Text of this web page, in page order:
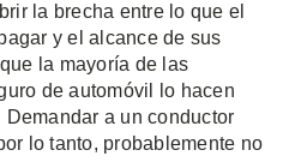
la brecha entre lo que el
y el alcance de sus
la mayoría de las
de automóvil lo hacen
a un conductor
lo tanto, probablemente no